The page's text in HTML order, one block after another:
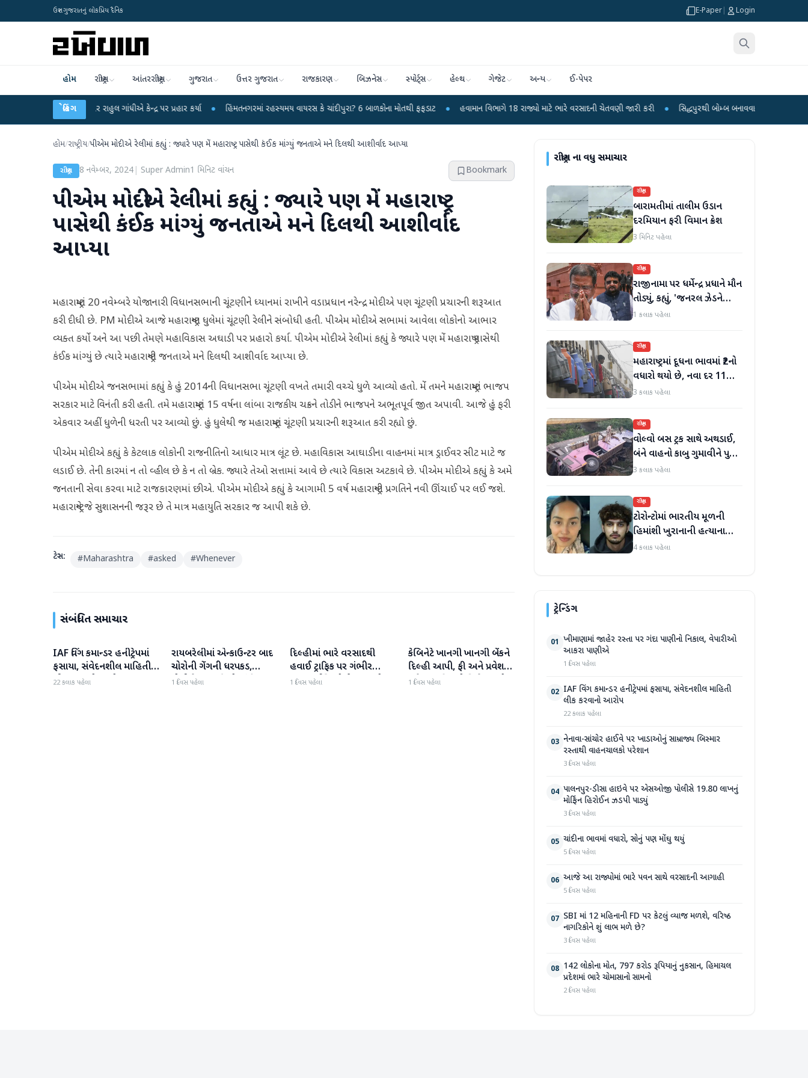
ઉત્તર ગુજરાતનું લોકપ્રિય દૈનિક E-Paper Login
હોમ રાષ્ટ્રીય આંતરરાષ્ટ્રીય ગુજરાત ઉત્તર ગુજરાત રાજકારણ બિઝનેસ સ્પોર્ટ્સ હેલ્થ ગેજેટ અન્ય ઈ-પેપર
બ્રેકિંગ
આરોપો પર રાહુલ ગાંધીએ કેન્દ્ર પર પ્રહાર કર્યા ● હિંમતનગરમાં રહસ્યમય વાયરસ કે ચાંદીપુરા? 6 બાળકોના મોતથી ફફડાટ ● હવામાન વિભાગે 18 રાજ્યો માટે ભારે વરસાદની ચેતવણી જારી કરી ● સિદ્ધપુરથી બોમ્બ બનાવવાની સામગ્રી સાથે જૈશના 5
હોમ/રાષ્ટ્રીય/પીએમ મોદીએ રેલીમાં કહ્યું : જ્યારે પણ મેં મહારાષ્ટ્ર પાસેથી કંઈક માંગ્યું જનતાએ મને દિલથી આશીર્વાદ આપ્યા
રાષ્ટ્રીય 8 નવેમ્બર, 2024| Super Admin1 મિનિટ વાંચન Bookmark
પીએમ મોદીએ રેલીમાં કહ્યું : જ્યારે પણ મેં મહારાષ્ટ્ર
પાસેથી કંઈક માંગ્યું જનતાએ મને દિલથી આશીર્વાદ
આપ્યા
મહારાષ્ટ્રમાં 20 નવેમ્બરે યોજાનારી વિધાનસભાની ચૂંટણીને ધ્યાનમાં રાખીને વડાપ્રધાન નરેન્દ્ર મોદીએ પણ ચૂંટણી પ્રચારની શરૂઆત
કરી દીધી છે. PM મોદીએ આજે મહારાષ્ટ્રના ધુલેમાં ચૂંટણી રેલીને સંબોધી હતી. પીએમ મોદીએ સભામાં આવેલા લોકોનો આભાર
વ્યક્ત કર્યો અને આ પછી તેમણે મહાવિકાસ અઘાડી પર પ્રહારો કર્યા. પીએમ મોદીએ રેલીમાં કહ્યું કે જ્યારે પણ મેં મહારાષ્ટ્ર પાસેથી
કંઈક માંગ્યું છે ત્યારે મહારાષ્ટ્રની જનતાએ મને દિલથી આશીર્વાદ આપ્યા છે.
પીએમ મોદીએ જનસભામાં કહ્યું કે હું 2014ની વિધાનસભા ચૂંટણી વખતે તમારી વચ્ચે ધુળે આવ્યો હતો. મેં તમને મહારાષ્ટ્રમાં ભાજપ
સરકાર માટે વિનંતી કરી હતી. તમે મહારાષ્ટ્રમાં 15 વર્ષના લાંબા રાજકીય ચક્રને તોડીને ભાજપને અભૂતપૂર્વ જીત અપાવી. આજે હું ફરી
એકવાર અહીં ધુળેની ધરતી પર આવ્યો છું. હું ધુલેથી જ મહારાષ્ટ્રમાં ચૂંટણી પ્રચારની શરૂઆત કરી રહ્યો છું.
પીએમ મોદીએ કહ્યું કે કેટલાક લોકોની રાજનીતિનો આધાર માત્ર લૂંટ છે. મહાવિકાસ આઘાડીના વાહનમાં માત્ર ડ્રાઈવર સીટ માટે જ
લડાઈ છે. તેની કારમાં ન તો વ્હીલ છે કે ન તો બ્રેક. જ્યારે તેઓ સત્તામાં આવે છે ત્યારે વિકાસ અટકાવે છે. પીએમ મોદીએ કહ્યું કે અમે
જનતાની સેવા કરવા માટે રાજકારણમાં છીએ. પીએમ મોદીએ કહ્યું કે આગામી 5 વર્ષ મહારાષ્ટ્રની પ્રગતિને નવી ઊંચાઈ પર લઈ જશે.
મહારાષ્ટ્રને જે સુશાસનની જરૂર છે તે માત્ર મહાયુતિ સરકાર જ આપી શકે છે.
ટેગ્સ: #Maharashtra #asked #Whenever
સંબંધિત સમાચાર
રાષ્ટ્રીય
IAF વિંગ કમાન્ડર હનીટ્રેપમાં
ફસાયા, સંવેદનશીલ માહિતી
લીક કરવાનો આરોપ
22 કલાક પહેલા
રાષ્ટ્રીય
રાયબરેલીમાં એન્કાઉન્ટર બાદ
ચોરોની ગેંગની ધરપકડ,
પોલીસે 12.4 કિલો ચાંદીના
1 દિવસ પહેલા
રાષ્ટ્રીય
દિલ્હીમાં ભારે વરસાદથી
હવાઈ ટ્રાફિક પર ગંભીર
અસર; ઈન્ડિગોએ મુસાફરો
1 દિવસ પહેલા
રાષ્ટ્રીય
કેબિનેટે ખાનગી ખાનગી બેંકને
દિલ્હી આપી, ફી અને પ્રવેશ
માટે નવા નિયમો વિશે જાણો
1 દિવસ પહેલા
રાષ્ટ્રીયના વધુ સમાચાર
રાષ્ટ્રીય
બારામતીમાં તાલીમ ઉડાન
દરમિયાન ફરી વિમાન ક્રેશ
3 મિનિટ પહેલા
રાષ્ટ્રીય
રાજીનામા પર ધર્મેન્દ્ર પ્રધાને મૌન
તોડ્યું, કહ્યું, 'જનરલ ઝેડને
ગેરમાર્ગે દોરવાનો પ્રયાસ
મહત્વનું નથી'
1 કલાક પહેલા
રાષ્ટ્રીય
મહારાષ્ટ્રમાં દૂધના ભાવમાં ₹2નો
વધારો થયો છે, નવા દર 11
ઓગસ્ટથી અમલમાં
3 કલાક પહેલા
રાષ્ટ્રીય
વોલ્વો બસ ટ્રક સાથે અથડાઈ,
બંને વાહનો કાબુ ગુમાવીને પુલ
પરથી પડી ગયા, 40 મુસાફરો
3 કલાક પહેલા
રાષ્ટ્રીય
ટોરોન્ટોમાં ભારતીય મૂળની
હિમાંશી ખુરાનાની હત્યાના
આરોપીને સાત મહિનાથી ફરાર
4 કલાક પહેલા
ટ્રેન્ડિંગ
01 ખીમાણામાં જાહેર રસ્તા પર ગંદા પાણીનો નિકાલ, વેપારીઓ
આકરા પાણીએ
1 દિવસ પહેલા
02 IAF વિંગ કમાન્ડર હનીટ્રેપમાં ફસાયા, સંવેદનશીલ માહિતી
લીક કરવાનો આરોપ
22 કલાક પહેલા
03 નેનાવા-સાંચોર હાઈવે પર ખાડાઓનું સામ્રાજ્ય બિસ્માર
રસ્તાથી વાહનચાલકો પરેશાન
3 દિવસ પહેલા
04 પાલનપુર-ડીસા હાઇવે પર એસઓજી પોલીસે 19.80 લાખનું
મોર્ફિન હિરોઈન ઝડપી પાડ્યું
3 દિવસ પહેલા
05 ચાંદીના ભાવમાં વધારો, સોનું પણ મોંઘુ થયું
5 દિવસ પહેલા
06 આજે આ રાજ્યોમાં ભારે પવન સાથે વરસાદની આગાહી
5 દિવસ પહેલા
07 SBI માં 12 મહિનાની FD પર કેટલું વ્યાજ મળશે, વરિષ્ઠ
નાગરિકોને શું લાભ મળે છે?
3 દિવસ પહેલા
08 142 લોકોના મોત, 797 કરોડ રૂપિયાનું નુકસાન, હિમાચલ
પ્રદેશમાં ભારે ચોમાસાનો સામનો
2 દિવસ પહેલા